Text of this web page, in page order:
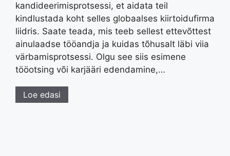
kandideerimisprotsessi, et aidata teil
kindlustada koht selles globaalses kiirtoidufirma
liidris. Saate teada, mis teeb sellest ettevõttest
ainulaadse tööandja ja kuidas tõhusalt läbi viia
värbamisprotsessi. Olgu see siis esimene
tööotsing või karjääri edendamine,…
Loe edasi